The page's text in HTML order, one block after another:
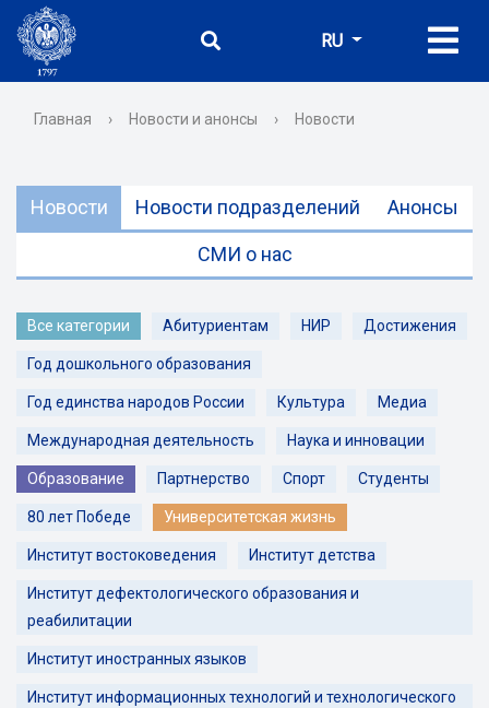
RU
Главная › Новости и анонсы › Новости
Новости Новости подразделений Анонсы
СМИ о нас
Все категории Абитуриентам НИР Достижения
Год дошкольного образования
Год единства народов России Культура Медиа
Международная деятельность Наука и инновации
Образование Партнерство Спорт Студенты
80 лет Победе Университетская жизнь
Институт востоковедения Институт детства
Институт дефектологического образования и
реабилитации
Институт иностранных языков
Институт информационных технологий и технологического